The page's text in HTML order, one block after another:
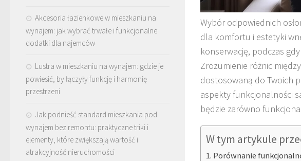
Wybór odpowiednich
dla komfortu i estetyki
konserwację, podczas
Zrozumienie różnic
dostosowaną do Twoich
aspekty funkcjonalności
będzie zarówno
W tym artykule
Porównanie
Akcesoria łazienkowe w mieszkaniu na
wynajem: jak wybrać trwałe i funkcjonalne
dodatki dla najemców
Lustra w mieszkaniu na wynajem: gdzie je
powiesić, by łączyły funkcję i harmonię
przestrzeni
Jak podnieść standard mieszkania pod
wynajem bez remontu: praktyczne triki i
elementy, które zwiększają wartość i
atrakcyjność nieruchomości